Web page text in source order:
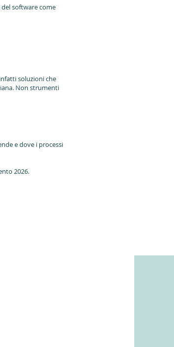
software come
soluzioni che
Non strumenti
e dove i processi
2026.